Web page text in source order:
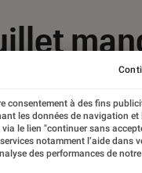
consentement à des fins
les données de navigation et
le lien "continuer sans
notamment l’aide dans
des performances de